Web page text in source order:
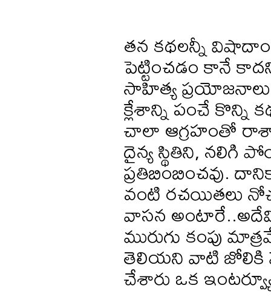
తన కథలన్నీ
పెట్టించడం కానే
సాహిత్య
క్లేశాన్ని పంచే కొన్ని
చాలా ఆగ్రహంతో
దైన్య స్థితిని, నలిగి
ప్రతిబింబించవు.
వంటి రచయితలు
వాసన
మురుగు కంపు
తెలియని వాటి జోలికి
చేశారు ఒక